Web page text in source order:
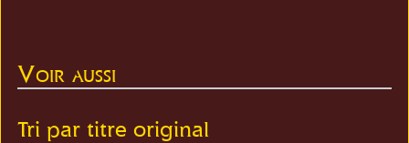
Voir aussi
Tri par titre original